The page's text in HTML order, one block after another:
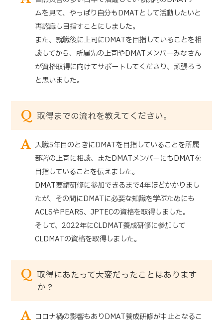
ムを見て、やっぱり自分もDMATとして活動したいと
再認識し目指すことにしました。
また、就職後に上司にDMATを目指していることを相
談してから、所属先の上司やDMATメンバーみなさん
が資格取得に向けてサポートしてくださり、頑張ろう
と思いました。
Q 取得までの流れを教えてください。
A 入職5年目のときにDMATを目指していることを所属
部署の上司に相談、またDMATメンバーにもDMATを
目指していることを伝えました。
DMAT要請研修に参加できるまで4年ほどかかりまし
たが、その間にDMATに必要な知識を学ぶためにも
ACLSやPEARS、JPTECの資格を取得しました。
そして、2022年にCLDMAT養成研修に参加して
CLDMATの資格を取得しました。
Q 取得にあたって大変だったことはあります
か？
A コロナ禍の影響もありDMAT養成研修が中止となるこ